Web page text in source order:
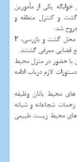
یكی از مأمورین
و كنترل منطقه و
شد.
با هماهنگی انجام شده با مأمورین نیروی انتظامی در محل گشت و بازرسی، ۲
قضایی معرفی گشتند.
با حضور در منزل محیط
لازم درباب ادامه
های محیط بانان وظیفه
شجاعانه و شبانه
های محیط زیست طبیعی